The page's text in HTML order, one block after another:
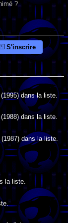
?
S'inscrire
dans la liste.
dans la liste.
dans la liste.
la liste.